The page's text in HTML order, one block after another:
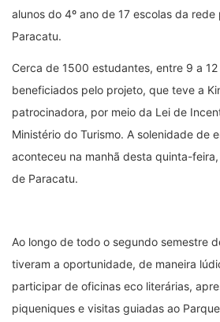
alunos do 4º ano de 17 escolas da
Paracatu.
Cerca de 1500 estudantes, entre 9 a
beneficiados pelo projeto, que teve a
patrocinadora, por meio da Lei de
Ministério do Turismo. A solenidade de
aconteceu na manhã desta quinta-
de Paracatu.
Ao longo de todo o segundo semestre
tiveram a oportunidade, de maneira
participar de oficinas eco literárias,
piqueniques e visitas guiadas ao